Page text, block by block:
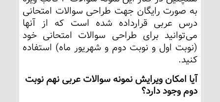
به صورت رایگان جهت طراحی سوالات امتحانی
درس عربی قرارداده شده است که از آنها
می‌توانید برای طراحی سوالات امتحانی خود
(نوبت اول و نوبت دوم و شهریور ماه) استفاده
کنید.
آیا امکان ویرایش نمونه سوالات عربی نهم نوبت
دوم وجود دارد؟